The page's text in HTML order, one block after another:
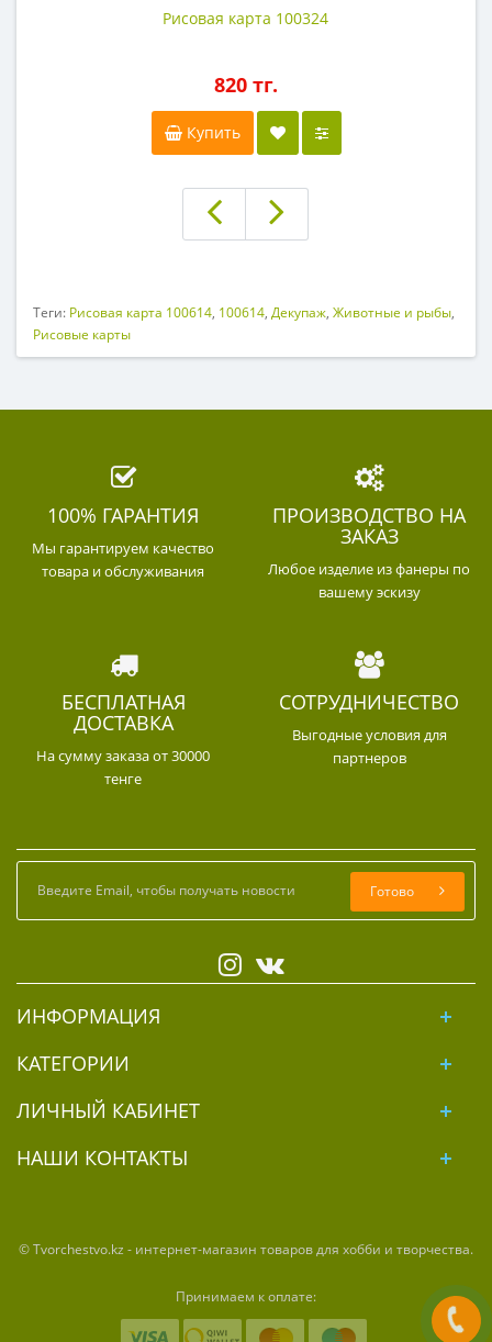
Рисовая карта 100324
820 тг.
Купить
Теги: Рисовая карта 100614, 100614, Декупаж, Животные и рыбы,
Рисовые карты
100% ГАРАНТИЯ
Мы гарантируем качество
товара и обслуживания
ПРОИЗВОДСТВО НА
ЗАКАЗ
Любое изделие из фанеры по
вашему эскизу
БЕСПЛАТНАЯ
ДОСТАВКА
На сумму заказа от 30000
тенге
СОТРУДНИЧЕСТВО
Выгодные условия для
партнеров
Готово
ИНФОРМАЦИЯ
КАТЕГОРИИ
ЛИЧНЫЙ КАБИНЕТ
НАШИ КОНТАКТЫ
© Tvorchestvo.kz - интернет-магазин товаров для хобби и творчества.
Принимаем к оплате: